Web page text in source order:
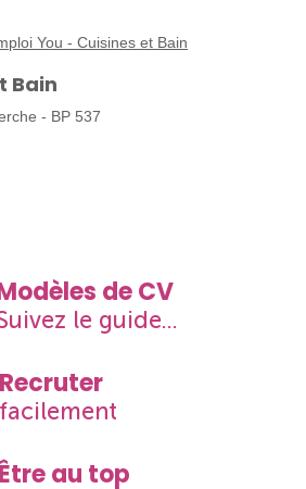
You - Cuisines et Bain
Bain
- BP 537
de CV
le guide...
Recruter
facilement
Être au top